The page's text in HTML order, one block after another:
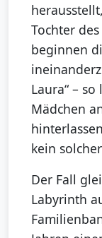
Tochter
beginnen
Laura“ –
Mädchen
kein
Der Fall
Labyrinth